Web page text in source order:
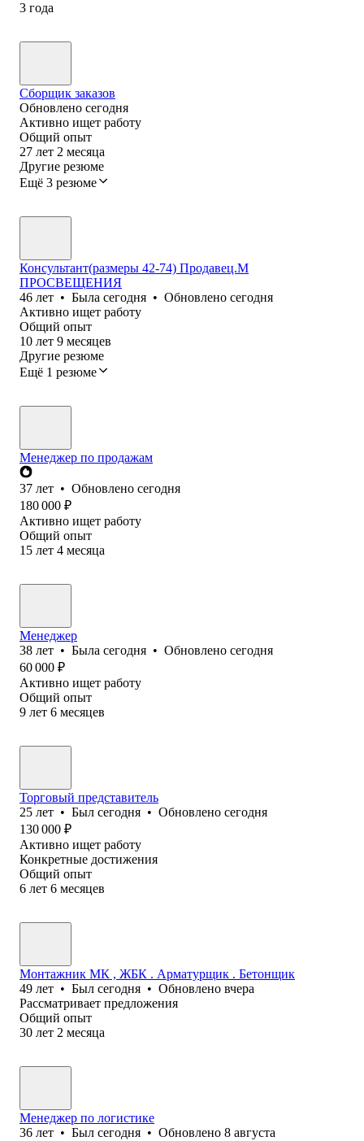
3 года
Сборщик заказов
Обновлено сегодня
Активно ищет работу
Общий опыт
27 лет 2 месяца
Другие резюме
Ещё 3 резюме
Консультант(размеры 42-74) Продавец.М
ПРОСВЕЩЕНИЯ
46 лет • Была сегодня • Обновлено сегодня
Активно ищет работу
Общий опыт
10 лет 9 месяцев
Другие резюме
Ещё 1 резюме
Менеджер по продажам
37 лет • Обновлено сегодня
180 000 ₽
Активно ищет работу
Общий опыт
15 лет 4 месяца
Менеджер
38 лет • Была сегодня • Обновлено сегодня
60 000 ₽
Активно ищет работу
Общий опыт
9 лет 6 месяцев
Торговый представитель
25 лет • Был сегодня • Обновлено сегодня
130 000 ₽
Активно ищет работу
Конкретные достижения
Общий опыт
6 лет 6 месяцев
Монтажник МК , ЖБК . Арматурщик . Бетонщик
49 лет • Был сегодня • Обновлено вчера
Рассматривает предложения
Общий опыт
30 лет 2 месяца
Менеджер по логистике
36 лет • Был сегодня • Обновлено 8 августа